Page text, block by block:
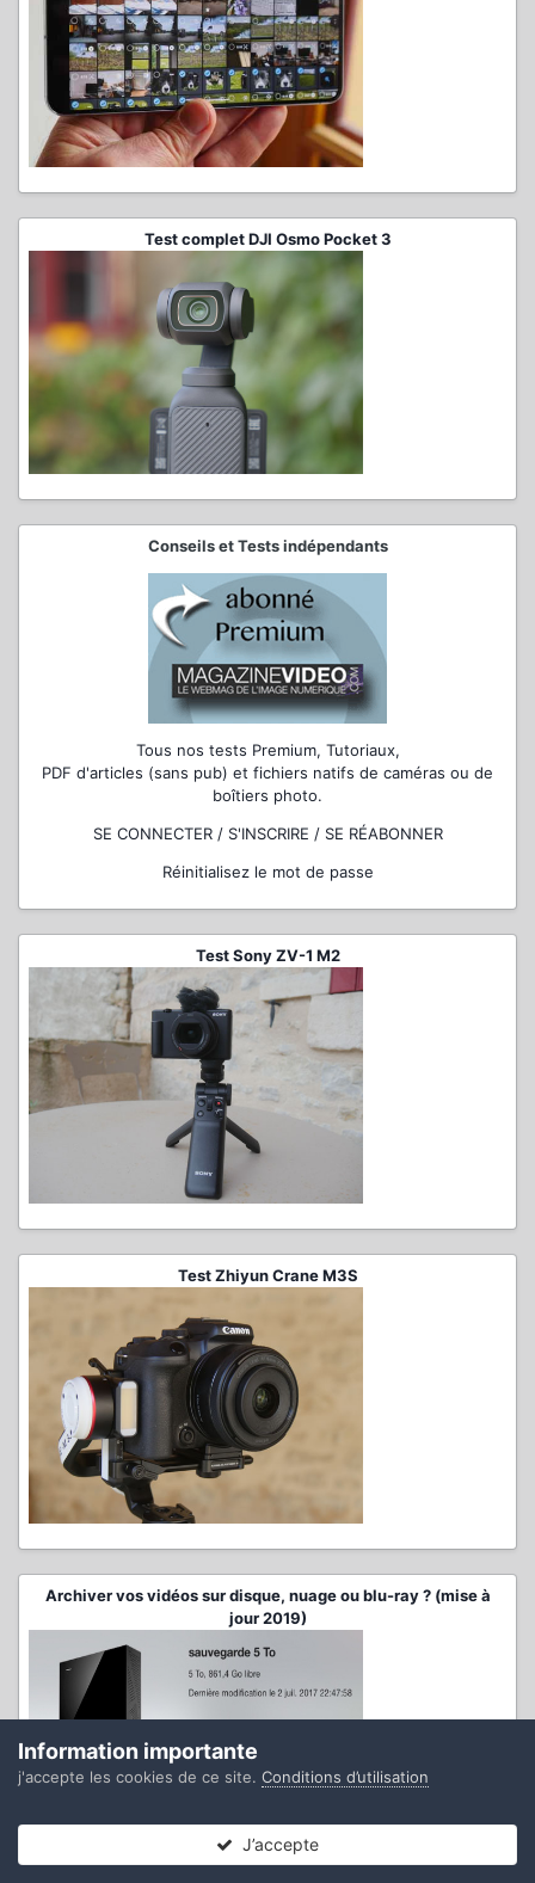
Test complet DJI Osmo Pocket 3
Conseils et Tests indépendants
Tous nos tests Premium, Tutoriaux,
PDF d'articles (sans pub) et fichiers natifs de caméras ou de
boîtiers photo.
SE CONNECTER / S'INSCRIRE / SE RÉABONNER
Réinitialisez le mot de passe
Test Sony ZV-1 M2
Test Zhiyun Crane M3S
Archiver vos vidéos sur disque, nuage ou blu-ray ? (mise à
jour 2019)
Information importante
j'accepte les cookies de ce site. Conditions d’utilisation
J’accepte